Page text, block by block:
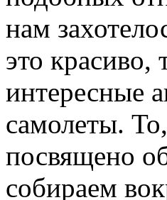
нам
это
интересные
самолеты.
посвящено
собираем